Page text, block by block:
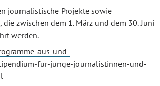
journalistische Projekte sowie
die zwischen dem 1. März und dem 30. Juni
werden.
aus-und-
fur-junge-journalistinnen-und-